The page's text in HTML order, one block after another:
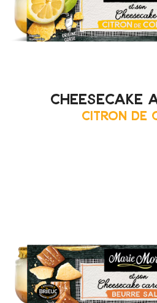
cheesecake
Citron de